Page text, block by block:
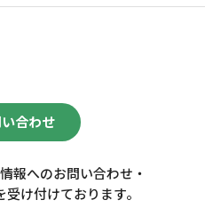
合わせ
報へのお問い合わせ・
け付けております。